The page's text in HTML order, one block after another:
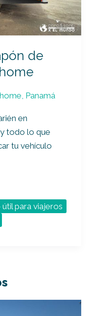
de
Panamá
en
todo lo que
tu vehículo
útil para viajeros